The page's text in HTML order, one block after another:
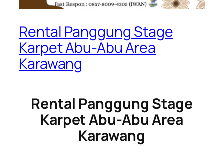
Rental Panggung Stage
Karpet Abu-Abu Area
Karawang
Rental Panggung Stage
Karpet Abu-Abu Area
Karawang